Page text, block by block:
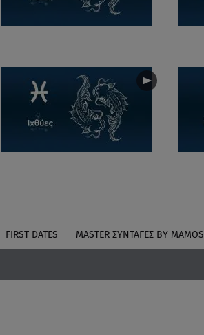
FIRST DATES MASTER ΣΥΝΤΑΓΈΣ BY MAMOS